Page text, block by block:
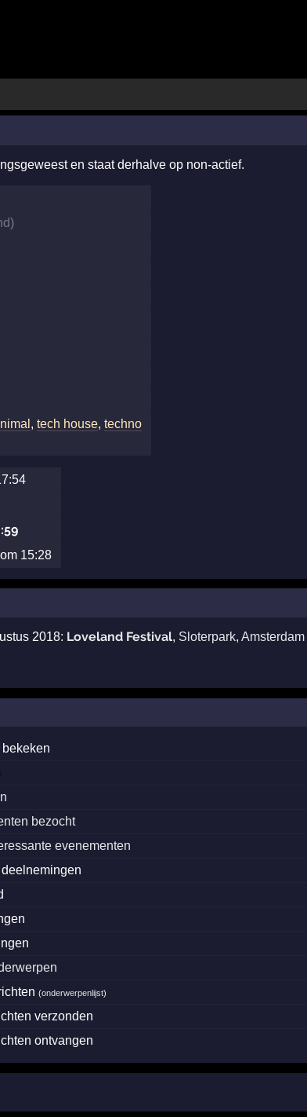
en staat derhalve op non-actief.
)
,tech house,techno
15:28
2018: Loveland Festival, Sloterpark, Amsterdam
bezocht
evenementen
(onderwerpenlijst)
verzonden
ontvangen